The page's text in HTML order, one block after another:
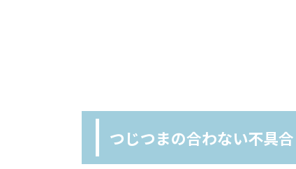
つじつまの合わない不具合